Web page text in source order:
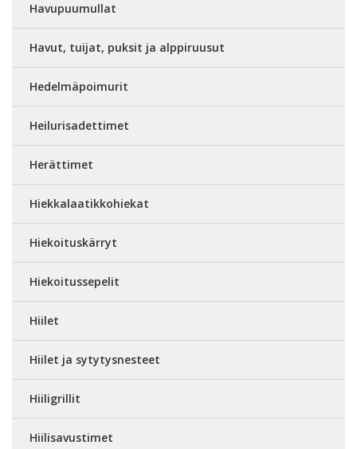
Havupuumullat
Havut, tuijat, puksit ja alppiruusut
Hedelmäpoimurit
Heilurisadettimet
Herättimet
Hiekkalaatikkohiekat
Hiekoituskärryt
Hiekoitussepelit
Hiilet
Hiilet ja sytytysnesteet
Hiiligrillit
Hiilisavustimet